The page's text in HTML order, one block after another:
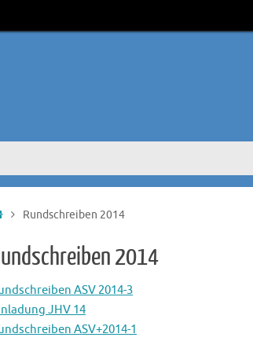
StartRundschreiben 2014
2014
ASV 2014-3
JHV 14
ASV+2014-1